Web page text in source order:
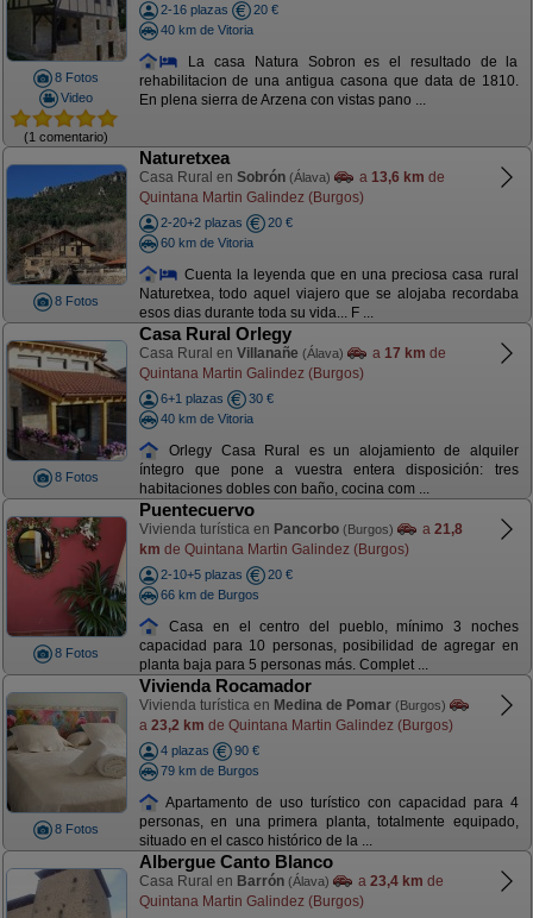
8 Fotos
Video
(1 comentario)
2-16 plazas
20 €
40 km de Vitoria
La casa Natura Sobron es el resultado de la
rehabilitacion de una antigua casona que data de 1810.
En plena sierra de Arzena con vistas pano ...
8 Fotos
Naturetxea
Casa Rural en Sobrón (Álava) a 13,6 km de
Quintana Martin Galindez (Burgos)
2-20+2 plazas
20 €
60 km de Vitoria
Cuenta la leyenda que en una preciosa casa rural
Naturetxea, todo aquel viajero que se alojaba recordaba
esos dias durante toda su vida... F ...
8 Fotos
Casa Rural Orlegy
Casa Rural en Villanañe (Álava) a 17 km de
Quintana Martin Galindez (Burgos)
6+1 plazas
30 €
40 km de Vitoria
Orlegy Casa Rural es un alojamiento de alquiler
íntegro que pone a vuestra entera disposición: tres
habitaciones dobles con baño, cocina com ...
8 Fotos
Puentecuervo
Vivienda turística en Pancorbo (Burgos) a 21,8
km de Quintana Martin Galindez (Burgos)
2-10+5 plazas
20 €
66 km de Burgos
Casa en el centro del pueblo, mínimo 3 noches
capacidad para 10 personas, posibilidad de agregar en
planta baja para 5 personas más. Complet ...
8 Fotos
Vivienda Rocamador
Vivienda turística en Medina de Pomar (Burgos)
a 23,2 km de Quintana Martin Galindez (Burgos)
4 plazas
90 €
79 km de Burgos
Apartamento de uso turístico con capacidad para 4
personas, en una primera planta, totalmente equipado,
situado en el casco histórico de la ...
Albergue Canto Blanco
Casa Rural en Barrón (Álava) a 23,4 km de
Quintana Martin Galindez (Burgos)